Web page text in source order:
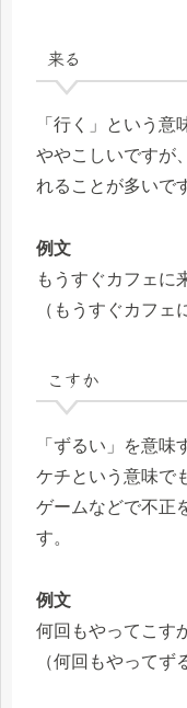
来る
「行く」という意
ややこしいですが
れることが多いで
例文
もうすぐカフェに
（もうすぐカフェ
こすか
「ずるい」を意味
ケチという意味で
ゲームなどで不正
す。
例文
何回もやってこす
（何回もやってず